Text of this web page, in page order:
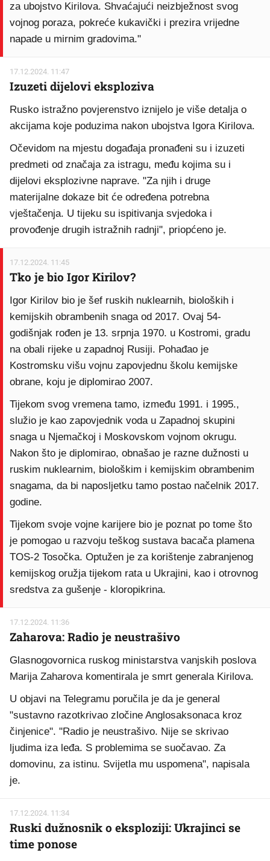
za ubojstvo Kirilova. Shvaćajući neizbježnost svog
vojnog poraza, pokreće kukavički i prezira vrijedne
napade u mirnim gradovima."
17.12.2024. 11:47
Izuzeti dijelovi eksploziva
Rusko istražno povjerenstvo iznijelo je više detalja o
akcijama koje poduzima nakon ubojstva Igora Kirilova.
Očevidom na mjestu događaja pronađeni su i izuzeti
predmeti od značaja za istragu, među kojima su i
dijelovi eksplozivne naprave. "Za njih i druge
materijalne dokaze bit će određena potrebna
vještačenja. U tijeku su ispitivanja svjedoka i
provođenje drugih istražnih radnji", priopćeno je.
17.12.2024. 11:45
Tko je bio Igor Kirilov?
Igor Kirilov bio je šef ruskih nuklearnih, bioloških i
kemijskih obrambenih snaga od 2017. Ovaj 54-
godišnjak rođen je 13. srpnja 1970. u Kostromi, gradu
na obali rijeke u zapadnoj Rusiji. Pohađao je
Kostromsku višu vojnu zapovjednu školu kemijske
obrane, koju je diplomirao 2007.
Tijekom svog vremena tamo, između 1991. i 1995.,
služio je kao zapovjednik voda u Zapadnoj skupini
snaga u Njemačkoj i Moskovskom vojnom okrugu.
Nakon što je diplomirao, obnašao je razne dužnosti u
ruskim nuklearnim, biološkim i kemijskim obrambenim
snagama, da bi naposljetku tamo postao načelnik 2017.
godine.
Tijekom svoje vojne karijere bio je poznat po tome što
je pomogao u razvoju teškog sustava bacača plamena
TOS-2 Tosočka. Optužen je za korištenje zabranjenog
kemijskog oružja tijekom rata u Ukrajini, kao i otrovnog
sredstva za gušenje - kloropikrina.
17.12.2024. 11:36
Zaharova: Radio je neustrašivo
Glasnogovornica ruskog ministarstva vanjskih poslova
Marija Zaharova komentirala je smrt generala Kirilova.
U objavi na Telegramu poručila je da je general
"sustavno razotkrivao zločine Anglosaksonaca kroz
činjenice". "Radio je neustrašivo. Nije se skrivao
ljudima iza leđa. S problemima se suočavao. Za
domovinu, za istinu. Svijetla mu uspomena", napisala
je.
17.12.2024. 11:34
Ruski dužnosnik o eksploziji: Ukrajinci se
time ponose